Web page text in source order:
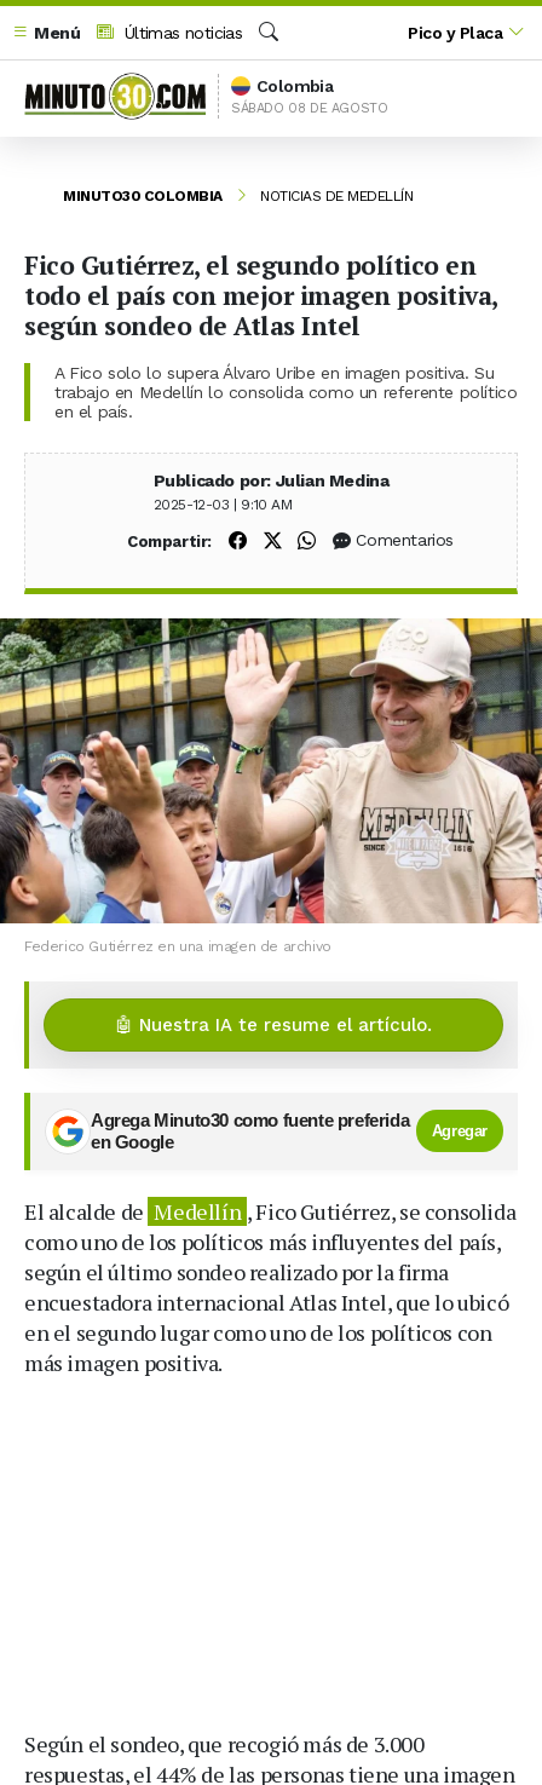
Menú
Últimas noticias
Buscar
Pico y Placa
Colombia
SÁBADO 08 DE AGOSTO
MINUTO30 COLOMBIA NOTICIAS DE MEDELLÍN
Fico Gutiérrez, el segundo político en
todo el país con mejor imagen positiva,
según sondeo de Atlas Intel
A Fico solo lo supera Álvaro Uribe en imagen positiva. Su
trabajo en Medellín lo consolida como un referente político
en el país.
Publicado por: Julian Medina
2025-12-03 | 9:10 AM
Compartir: Compartir en Facebook
Compartir en X (Twitter)
Compartir en WhatsApp
Comentarios
Federico Gutiérrez en una imagen de archivo
🤖 Nuestra IA te resume el artículo.
Agrega Minuto30 como fuente preferida
en Google
Agregar
El alcalde de Medellín , Fico Gutiérrez, se consolida
como uno de los políticos más influyentes del país,
según el último sondeo realizado por la firma
encuestadora internacional Atlas Intel, que lo ubicó
en el segundo lugar como uno de los políticos con
más imagen positiva.
Según el sondeo, que recogió más de 3.000
respuestas, el 44% de las personas tiene una imagen